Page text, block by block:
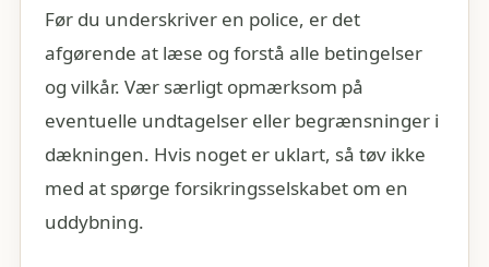
Før du underskriver en police, er det
afgørende at læse og forstå alle betingelser
og vilkår. Vær særligt opmærksom på
eventuelle undtagelser eller begrænsninger i
dækningen. Hvis noget er uklart, så tøv ikke
med at spørge forsikringsselskabet om en
uddybning.